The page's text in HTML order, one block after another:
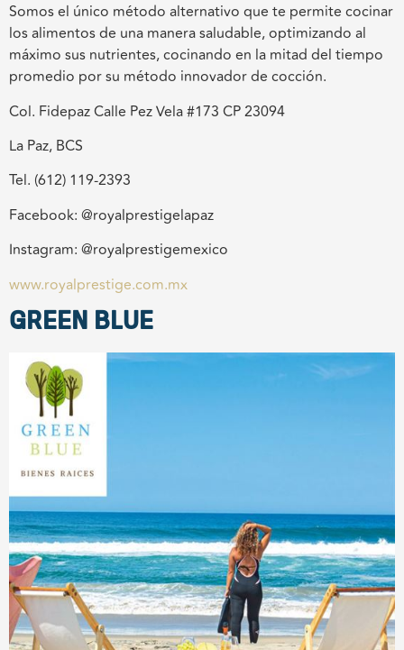
Somos el único método alternativo que te permite cocinar
los alimentos de una manera saludable, optimizando al
máximo sus nutrientes, cocinando en la mitad del tiempo
promedio por su método innovador de cocción.
Col. Fidepaz Calle Pez Vela #173 CP 23094
La Paz, BCS
Tel. (612) 119-2393
Facebook: @royalprestigelapaz
Instagram: @royalprestigemexico
www.royalprestige.com.mx
GREEN BLUE